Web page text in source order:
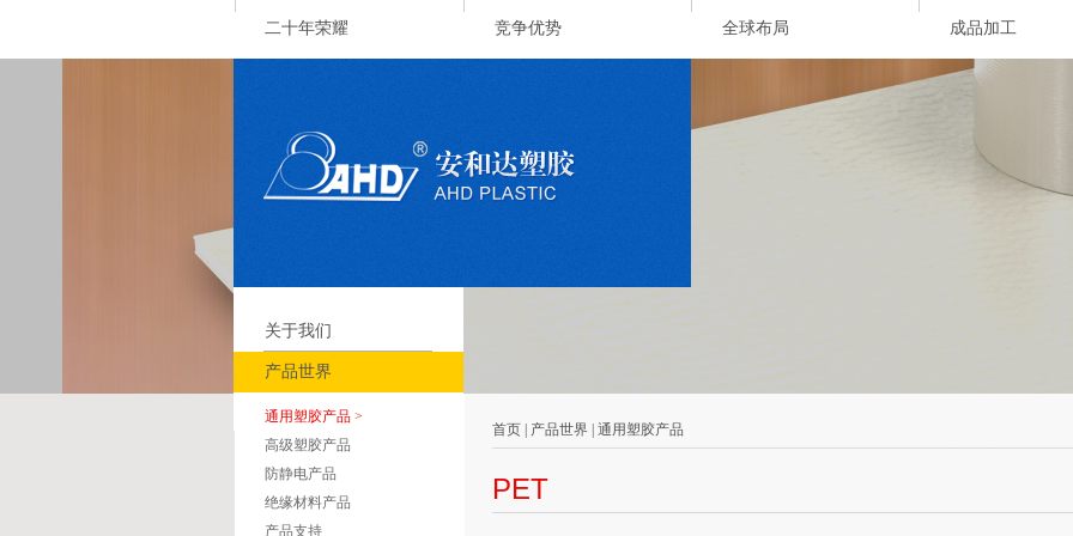
二十年荣耀 竞争优势 全球布局 成品加工
关于我们
产品世界
通用塑胶产品 >
高级塑胶产品
防静电产品
绝缘材料产品
产品支持
首页 | 产品世界 | 通用塑胶产品
PET